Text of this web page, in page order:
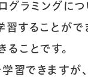
スタッフブ
FAQ動画
ラミングに
することがで
ことです。
できますが